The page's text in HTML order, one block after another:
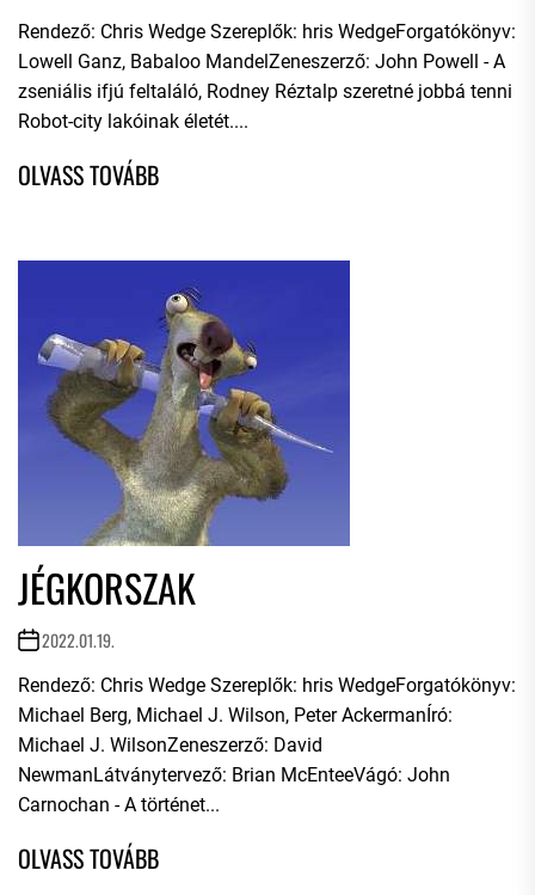
Rendező: Chris Wedge Szereplők: hris WedgeForgatókönyv:
Lowell Ganz, Babaloo MandelZeneszerző: John Powell - A
zseniális ifjú feltaláló, Rodney Réztalp szeretné jobbá tenni
Robot-city lakóinak életét....
JÉGKORSZAK
2022.01.19.
Rendező: Chris Wedge Szereplők: hris WedgeForgatókönyv:
Michael Berg, Michael J. Wilson, Peter AckermanÍró:
Michael J. WilsonZeneszerző: David
NewmanLátványtervező: Brian McEnteeVágó: John
Carnochan - A történet...